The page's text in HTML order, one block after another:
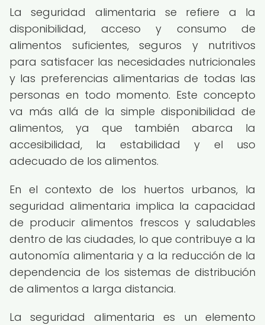
La seguridad alimentaria se refiere a la
disponibilidad, acceso y consumo de
alimentos suficientes, seguros y nutritivos
para satisfacer las necesidades nutricionales
y las preferencias alimentarias de todas las
personas en todo momento. Este concepto
va más allá de la simple disponibilidad de
alimentos, ya que también abarca la
accesibilidad, la estabilidad y el uso
adecuado de los alimentos.
En el contexto de los huertos urbanos, la
seguridad alimentaria implica la capacidad
de producir alimentos frescos y saludables
dentro de las ciudades, lo que contribuye a la
autonomía alimentaria y a la reducción de la
dependencia de los sistemas de distribución
de alimentos a larga distancia.
La seguridad alimentaria es un elemento